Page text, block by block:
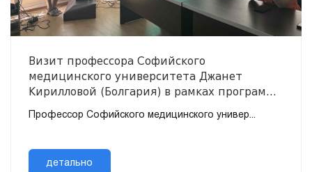
Визит профессора Софийского
медицинского университета Джанет
Кирилловой (Болгария) в рамках программы
Erasmus+
Профессор Софийского медицинского универ...
детально